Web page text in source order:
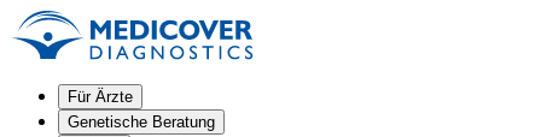
Für Ärzte
Genetische Beratung